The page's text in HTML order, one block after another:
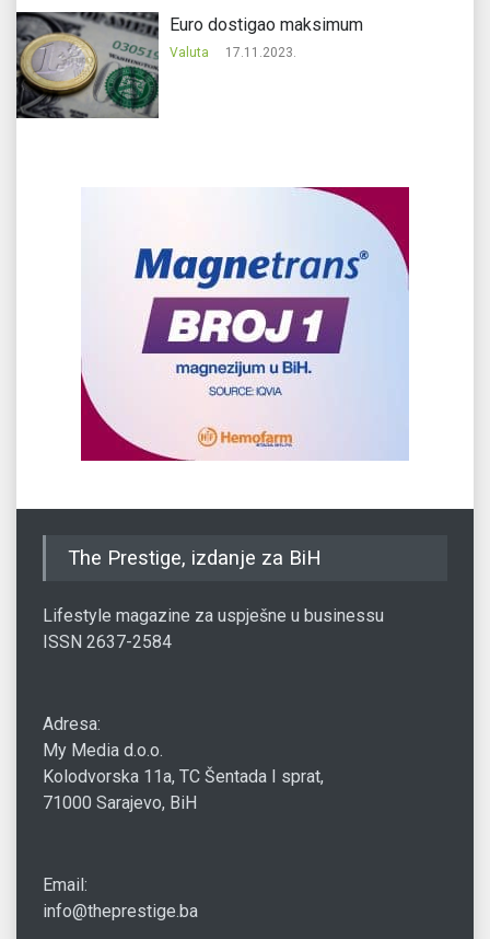
Еuro dostigao maksimum
Valuta 17.11.2023.
The Prestige, izdanje za BiH
Lifestyle magazine za uspješne u businessu
ISSN 2637-2584
Adresa:
My Media d.o.o.
Kolodvorska 11a, TC Šentada I sprat,
71000 Sarajevo, BiH
Email:
info@theprestige.ba